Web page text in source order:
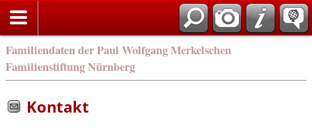
Familiendaten der Paul Wolfgang Merkelschen
Familienstiftung Nürnberg
Kontakt